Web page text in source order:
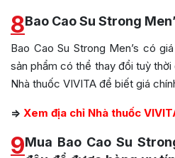
8Bao Cao Su Strong
Bao Cao Su Strong Men’s có
sản phẩm có thể thay đổi tuỳ
Nhà thuốc VIVITA để biết giá
=> Xem địa chỉ Nhà thuốc
9Mua Bao Cao Su